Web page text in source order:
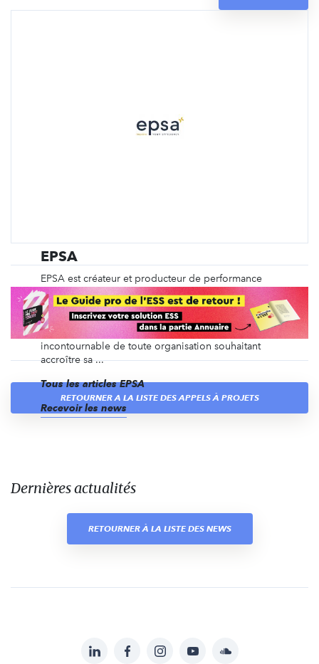
EPSA
EPSA est créateur et producteur de performance
durable. Avec une présence internationale et plus
de 3 000 collaborateurs, le Groupe EPSA,
spécialisé dans le conseil en optimisation de la
performance des entreprises est le partenaire
incontournable de toute organisation souhaitant
accroître sa ...
Tous les articles EPSA
Recevoir les news
RETOURNER À LA LISTE DES APPELS À PROJETS
Dernières actualités
RETOURNER À LA LISTE DES NEWS
LinkedInFacebookInstagramYouTubeSoundcloud